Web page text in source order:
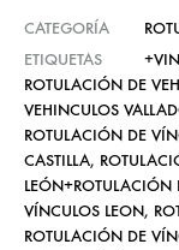
CATEGORÍA
ETIQUETAS
ROTULACIÓN DE
VEHINCULOS
ROTULACIÓN DE
CASTILLA,
VÍNCULOS LEON,
ROTULACIÓN DE